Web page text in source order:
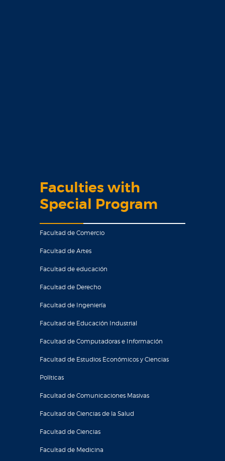
Faculties with
Special Program
Facultad de Comercio
Facultad de Artes
Facultad de educación
Facultad de Derecho
Facultad de Ingeniería
Facultad de Educación Industrial
Facultad de Computadoras e Información
Facultad de Estudios Económicos y Ciencias
Políticas
Facultad de Comunicaciones Masivas
Facultad de Ciencias de la Salud
Facultad de Ciencias
Facultad de Medicina